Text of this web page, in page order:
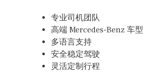
专业司机团队
高端 Mercedes-Benz 车型
多语言支持
安全稳定驾驶
灵活定制行程